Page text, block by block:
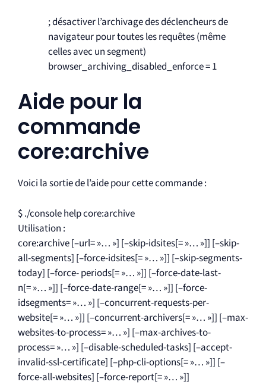
; désactiver l’archivage des déclencheurs de
navigateur pour toutes les requêtes (même
celles avec un segment)
browser_archiving_disabled_enforce = 1
Aide pour la
commande
core:archive
Voici la sortie de l’aide pour cette commande :
$ ./console help core:archive
Utilisation :
core:archive [–url= »… »] [–skip-idsites[= »… »]] [–skip-
all-segments] [–force-idsites[= »… »]] [–skip-segments-
today] [–force- periods[= »… »]] [–force-date-last-
n[= »… »]] [–force-date-range[= »… »]] [–force-
idsegments= »… »] [–concurrent-requests-per-
website[= »… »]] [–concurrent-archivers[= »… »]] [–max-
websites-to-process= »… »] [–max-archives-to-
process= »… »] [–disable-scheduled-tasks] [–accept-
invalid-ssl-certificate] [–php-cli-options[= »… »]] [–
force-all-websites] [–force-report[= »… »]]